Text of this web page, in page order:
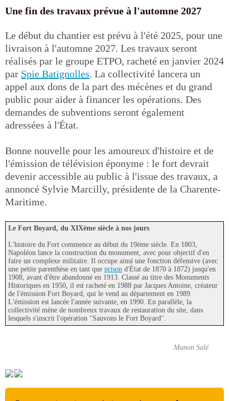
Une fin des travaux prévue à l'automne 2027
Le début du chantier est prévu à l'été 2025, pour une
livraison à l'automne 2027. Les travaux seront
réalisés par le groupe ETPO, racheté en janvier 2024
par Spie Batignolles. La collectivité lancera un
appel aux dons de la part des mécènes et du grand
public pour aider à financer les opérations. Des
demandes de subventions seront également
adressées à l'État.
Bonne nouvelle pour les amoureux d'histoire et de
l'émission de télévision éponyme : le fort devrait
devenir accessible au public à l'issue des travaux, a
annoncé Sylvie Marcilly, présidente de la Charente-
Maritime.
Le Fort Boyard, du XIXème siècle à nos jours
L'histoire du Fort commence au début du 19ème siècle. En 1803,
Napoléon lance la construction du monument, avec pour objectif d'en
faire un complexe militaire. Il occupe ainsi une fonction défensive (avec
une petite parenthèse en tant que prison d'État de 1870 à 1872) jusqu'en
1908, avant d'être abandonné en 1913. Classé au titre des Monuments
Historiques en 1950, il est racheté en 1988 par Jacques Antoine, créateur
de l'émission Fort Boyard, qui le vend au département en 1989.
L'émission est lancée l'année suivante, en 1990. En parallèle, la
collectivité mène de nombreux travaux de restauration du site, dans
lesquels s'inscrit l'opération "Sauvons le Fort Boyard".
Manon Salé